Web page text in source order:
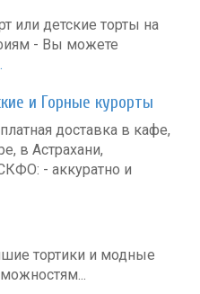
или детские торты на
- Вы можете
и Горные курорты
доставка в кафе,
в Астрахани,
- аккуратно и
тортики и модные